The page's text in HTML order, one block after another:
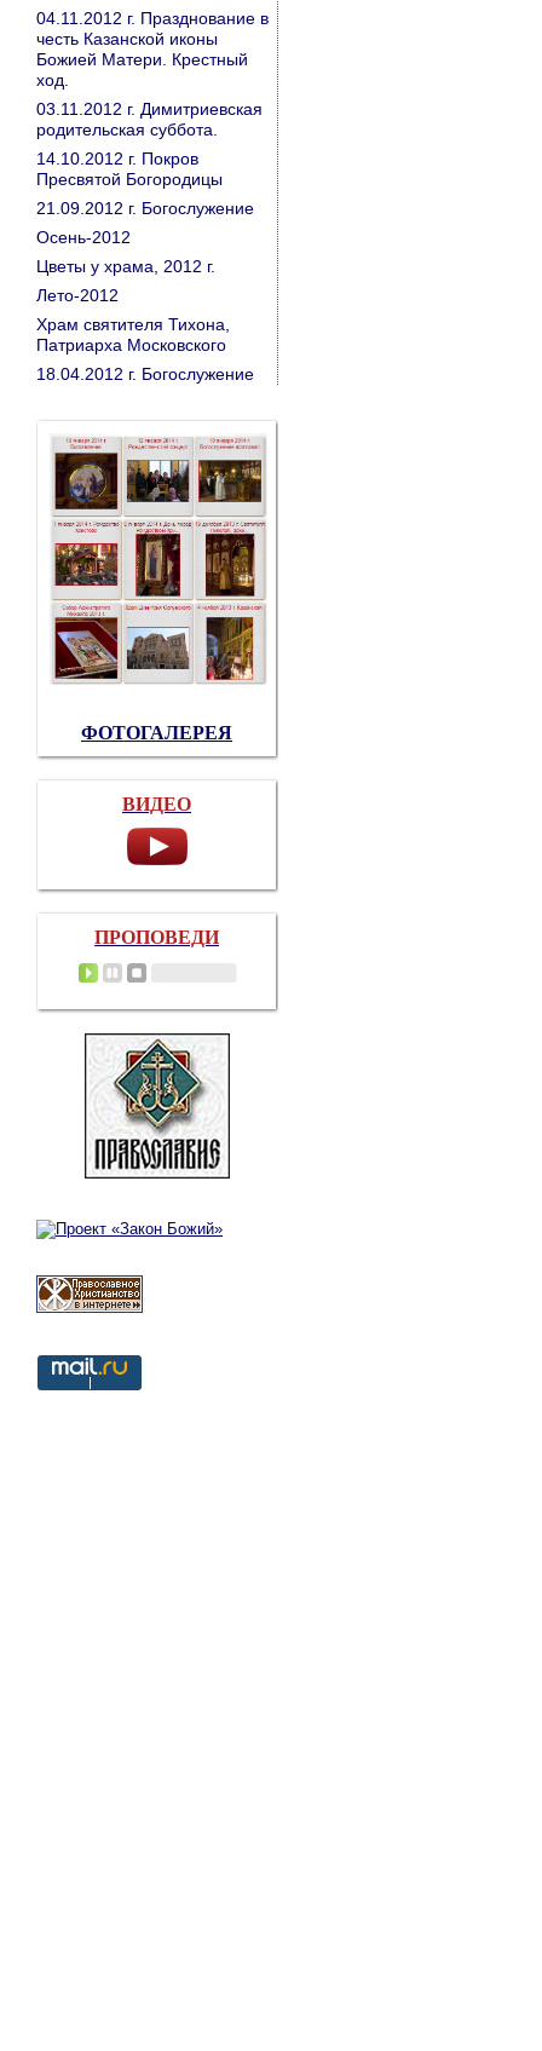
04.11.2012 г. Празднование в
честь Казанской иконы
Божией Матери. Крестный
ход.
03.11.2012 г. Димитриевская
родительская суббота.
14.10.2012 г. Покров
Пресвятой Богородицы
21.09.2012 г. Богослужение
Осень-2012
Цветы у храма, 2012 г.
Лето-2012
Храм святителя Тихона,
Патриарха Московского
18.04.2012 г. Богослужение
ФОТОГАЛЕРЕЯ
ВИДЕО
ПРОПОВЕДИ